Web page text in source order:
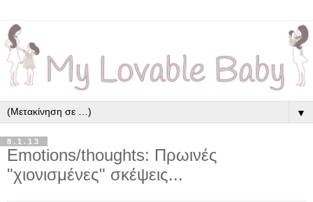
▼
8.1.13
Emotions/thoughts: Πρωινές
"χιονισμένες" σκέψεις...